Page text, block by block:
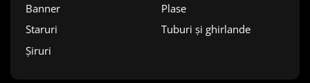
Banner
Staruri
Șiruri
Plase
Tuburi și ghirlande